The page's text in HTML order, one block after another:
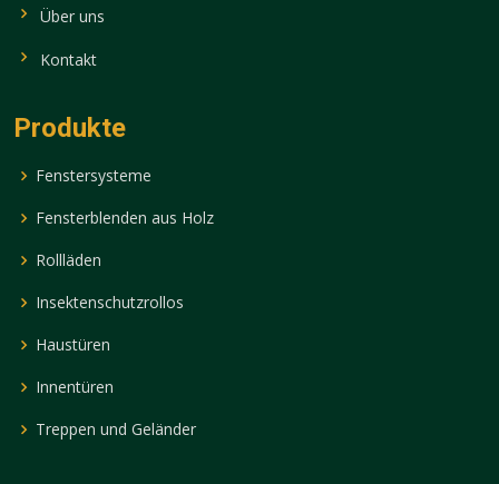
Über uns
Kontakt
Produkte
Fenstersysteme
Fensterblenden aus Holz
Rollläden
Insektenschutzrollos
Haustüren
Innentüren
Treppen und Geländer